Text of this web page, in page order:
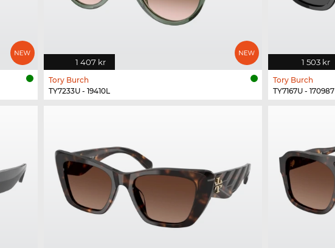
1 407 kr
Tory Burch
TY7233U - 19410L
1 503 kr
Tory Burch
TY7167U - 170987